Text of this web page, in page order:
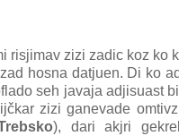
risjimav zizi zadic koz ko
hosna datjuen. Di ko
seh javaja adjisuast
zizi ganevade
), dari akjri